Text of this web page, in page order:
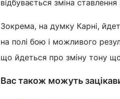
відбувається зміна
Зокрема, на думку Карні,
на полі бою і можливого
що йдеться про зміну тону
Вас також можуть